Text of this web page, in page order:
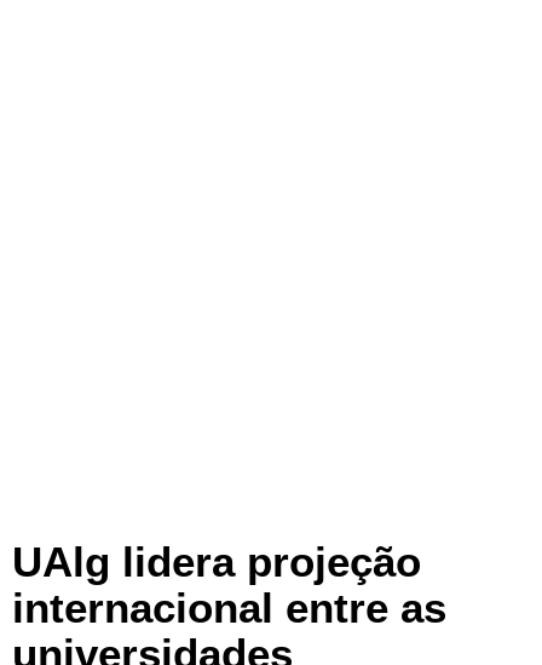
UAlg lidera projeção
internacional entre as
universidades